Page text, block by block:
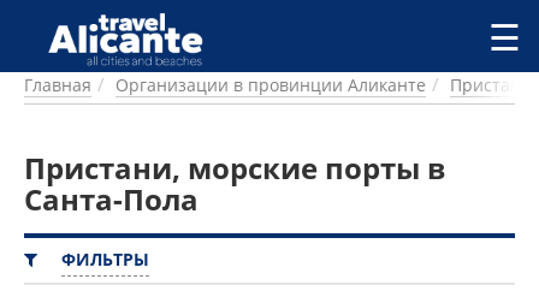
Перейти к основному содержанию
ГОРОДА
ПИТАНИЕ
ПРОЖИВАНИЕ
ДОСТОПРИМЕЧАТЕЛЬНОСТИ
КЕМПИНГ
☰
Главная Организации в провинции Аликанте
Пристани, морские порты в
Санта-Пола
ФИЛЬТРЫ